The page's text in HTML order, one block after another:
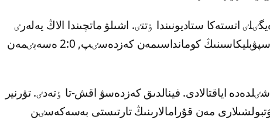
اتستەكا ستاديونىندا ٶتتٸ. اشىلۋ ماتچىندا الاڭ يەلەرٸ
مەكسيكا قۇراماسى وڭتٷستٸك افريكا رەسپۋبليكاسىنىڭ كومانداسىمەن كەزدەسٸپ, 2:0 ەسەبٸمەن
39 كٷنگە سوزىلاتىن ەلەم چەمپيوناتى 19 شٸلدەدە اياقتالادى. فينالدىق كەزدەسۋ اقش-تا ٶتەدٸ. تۋرنير
مەن قۇرامالارىنىڭ تارتىستى بەسەكەسٸن